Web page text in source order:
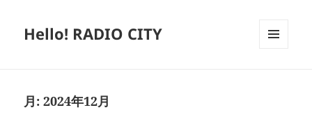
Hello! RADIO CITY
月:2024年12月